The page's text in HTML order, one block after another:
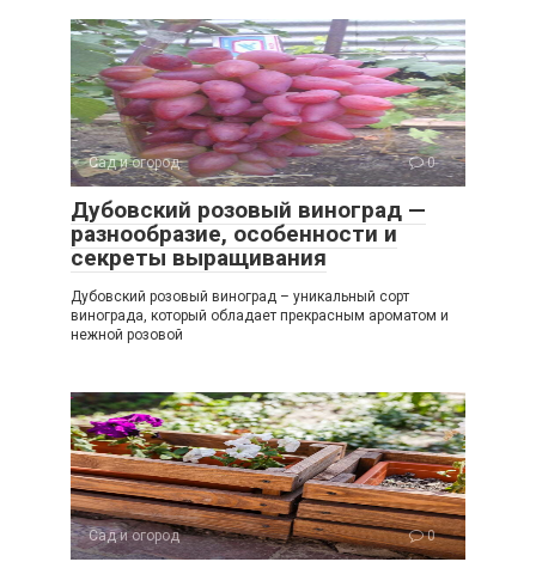
Сад и огород 0
Дубовский розовый виноград —
разнообразие, особенности и
секреты выращивания
Дубовский розовый виноград – уникальный сорт
винограда, который обладает прекрасным ароматом и
нежной розовой
Сад и огород 0